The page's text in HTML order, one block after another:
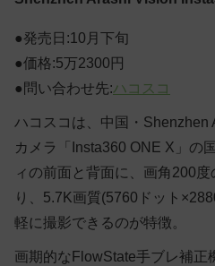
●発売日:10月下旬
●価格:5万2300円
●問い合わせ先:ハコスコ
ハコスコは、中国・Shenzhen
カメラ「Insta360 ONE X」の
ィの前面と背面に、画角200
り、5.7K画質(5760ドット
軽に撮影できるのが特徴。
画期的なFlowState手ブレ補正